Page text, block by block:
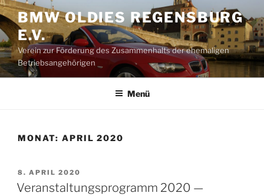
Zum
Inhalt
springen
BMW OLDIES REGENSBURG
E.V.
Verein zur Förderung des Zusammenhalts der ehemaligen
Betriebsangehörigen
Menü
MONAT: APRIL 2020
VERÖFFENTLICHT
AM
8. APRIL 2020
Veranstaltungsprogramm 2020 —